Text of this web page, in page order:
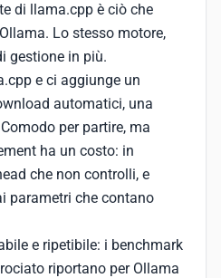
di llama.cpp è ciò che
Lo stesso motore,
gestione in più.
e ci aggiunge un
automatici, una
per partire, ma
ha un costo: in
che non controlli, e
parametri che contano
e ripetibile: i benchmark
riportano per Ollama